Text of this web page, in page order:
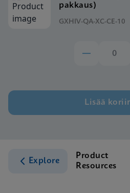
pakkaus)
GXHIV-QA-XC-CE-10
Lisää
Explore
Product
Resources